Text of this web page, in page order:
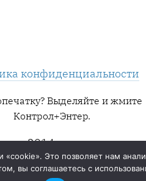
конфиденциальности
Выделяйте и жмите
Контрол+Энтер.
2014 — ∞
Это позволяет нам
вы соглашаетесь с